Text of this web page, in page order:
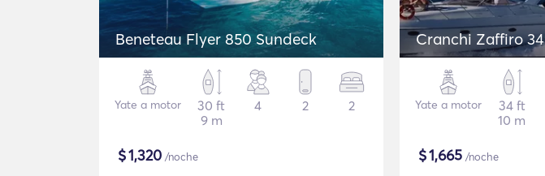
Beneteau Flyer 850 Sundeck
Yate a motor
30 ft
9 m
4 2 2
$1,320 /noche
Cranchi Zaffiro 34
Yate a motor
34 ft
10 m
$1,665 /noche